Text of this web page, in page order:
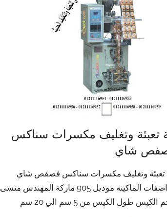
تعبئة وتغليف مكسرات سناكس
شاي
تعبئة وتغليف مكسرات سناكس فصفص شاي
مواصفات الماكينة موديل 905 ماركة المهندس منسى
طول الكيس من 5 سم الي 20 سم